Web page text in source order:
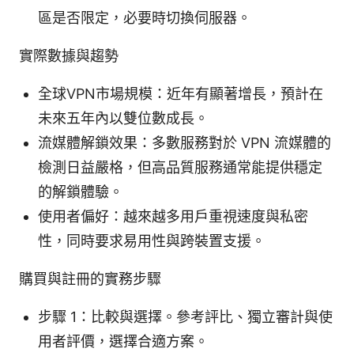
區是否限定，必要時切換伺服器。
實際數據與趨勢
全球VPN市場規模：近年有顯著增長，預計在
未來五年內以雙位數成長。
流媒體解鎖效果：多數服務對於 VPN 流媒體的
檢測日益嚴格，但高品質服務通常能提供穩定
的解鎖體驗。
使用者偏好：越來越多用戶重視速度與私密
性，同時要求易用性與跨裝置支援。
購買與註冊的實務步驟
步驟 1：比較與選擇。參考評比、獨立審計與使
用者評價，選擇合適方案。